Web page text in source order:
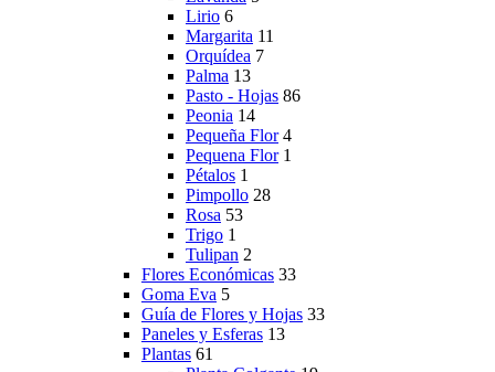
Lirio 6
Margarita 11
Orquídea 7
Palma 13
Pasto - Hojas 86
Peonia 14
Pequeña Flor 4
Pequena Flor 1
Pétalos 1
Pimpollo 28
Rosa 53
Trigo 1
Tulipan 2
Flores Económicas 33
Goma Eva 5
Guía de Flores y Hojas 33
Paneles y Esferas 13
Plantas 61